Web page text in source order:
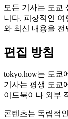
모든 기사는 도쿄
니다. 피상적인 여
와 최신 내용을 전
편집 방침
tokyo.how는 도쿄
기사는 평생 도쿄
이드북이나 외부
콘텐츠는 독립적